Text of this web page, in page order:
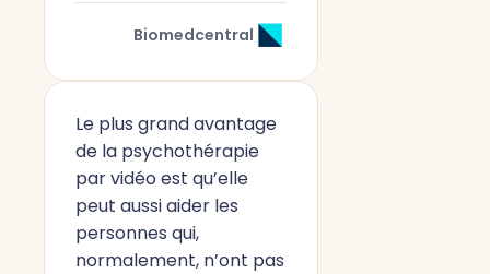
Biomedcentral
Le plus grand avantage
de la psychothérapie
par vidéo est qu’elle
peut aussi aider les
personnes qui,
normalement, n’ont pas